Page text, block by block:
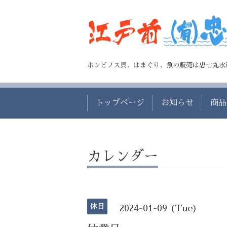
ホンビノス貝、はまぐり、魚の販売は忠七丸水
トップページ お知らせ 商品
カレンダー
休日 2024-01-09 (Tue)